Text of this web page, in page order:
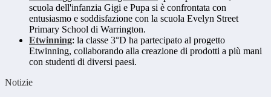
scuola dell'infanzia Gigi e Pupa si è confrontata con
entusiasmo e soddisfazione con la scuola Evelyn Street
Primary School di Warrington.
Etwinning: la classe 3°D ha partecipato al progetto
Etwinning, collaborando alla creazione di prodotti a più mani
con studenti di diversi paesi.
Notizie